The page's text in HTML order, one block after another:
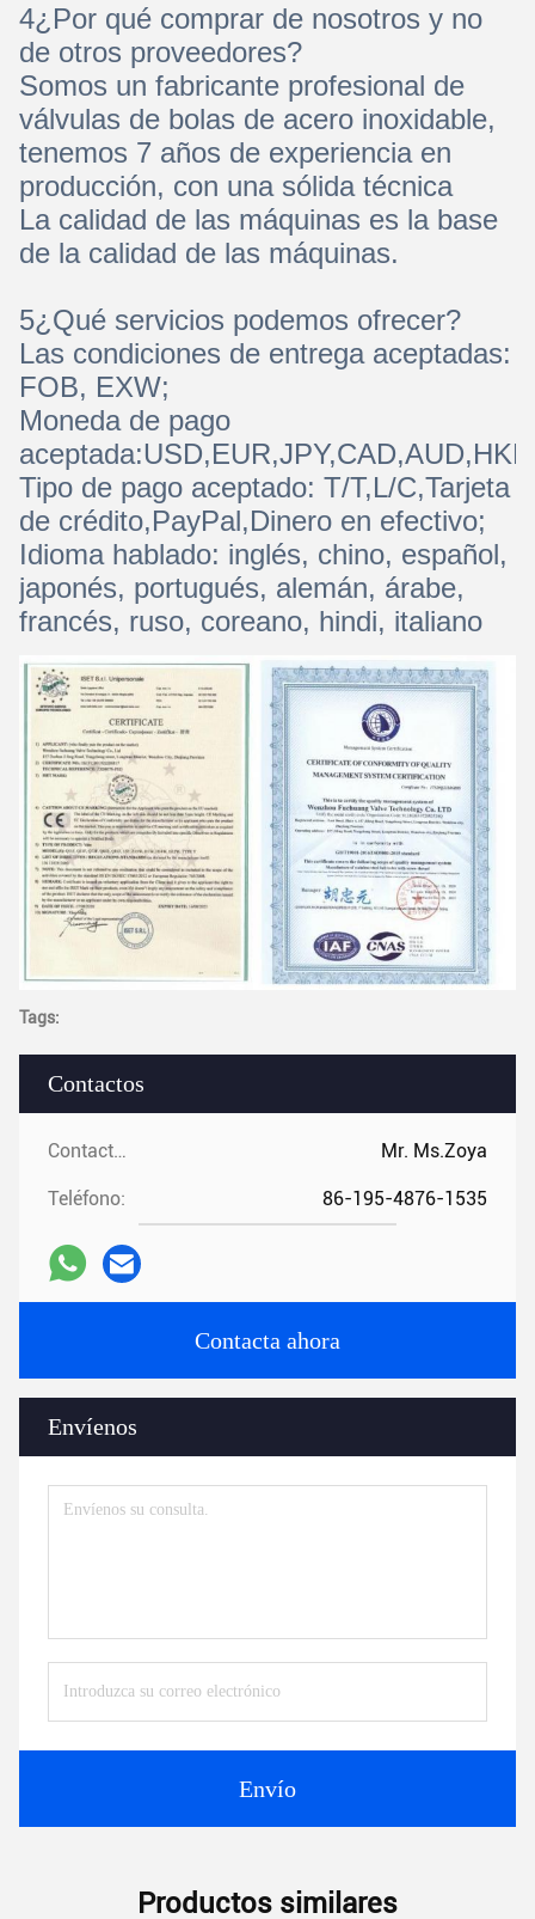
Contactos
Contactos: Mr. Ms.Zoya
Teléfono: 86-195-4876-1535
Contacta ahora
Envíenos
Envío
4¿Por qué comprar de nosotros y no
de otros proveedores?
Somos un fabricante profesional de
válvulas de bolas de acero inoxidable,
tenemos 7 años de experiencia en
producción, con una sólida técnica
La calidad de las máquinas es la base
de la calidad de las máquinas.
5¿Qué servicios podemos ofrecer?
Las condiciones de entrega aceptadas:
FOB, EXW;
Moneda de pago
Tipo de pago aceptado: T/T,L/C,Tarjeta
de crédito,PayPal,Dinero en efectivo;
Idioma hablado: inglés, chino, español,
japonés, portugués, alemán, árabe,
francés, ruso, coreano, hindi, italiano
Tags:
Productos similares